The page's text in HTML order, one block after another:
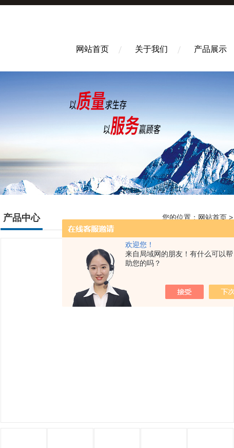
欢迎您！
来自局域网的朋友！有什么可以帮
助您的吗？
网站首页 关于我们 产品展示
产品中心 您的位置： 网站首页 >